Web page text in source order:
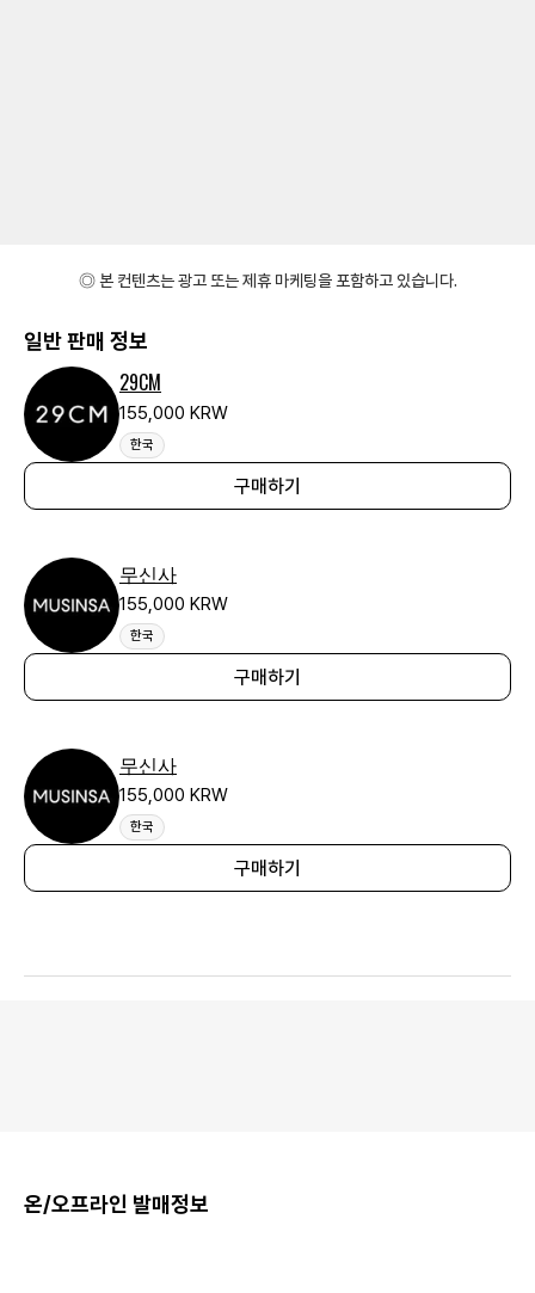
◎ 본 컨텐츠는 광고 또는 제휴 마케팅을 포함하고 있습니다.
일반 판매 정보
29CM
155,000 KRW
한국
구매하기
무신사
155,000 KRW
한국
구매하기
무신사
155,000 KRW
한국
구매하기
온/오프라인 발매정보